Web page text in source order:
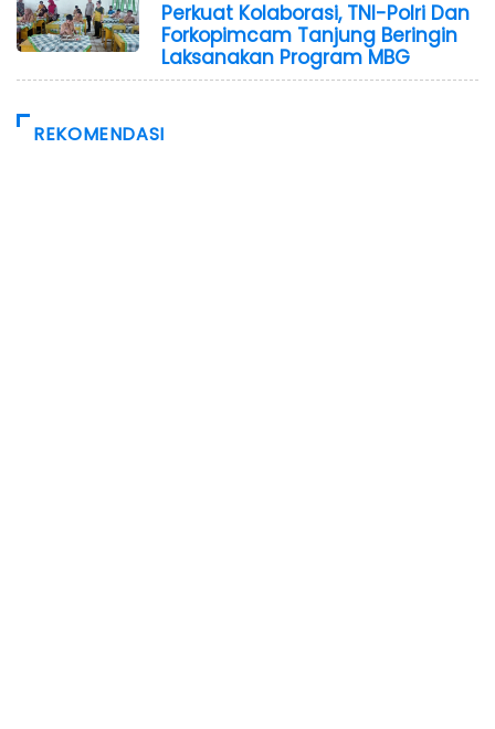
Perkuat Kolaborasi, TNI-Polri Dan
Forkopimcam Tanjung Beringin
Laksanakan Program MBG
REKOMENDASI